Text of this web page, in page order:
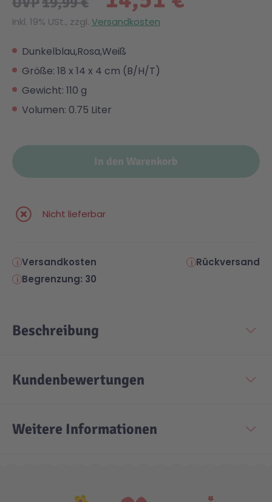
Inkl. 19% USt., zzgl. Versandkosten
Dunkelblau,Rosa,Weiß
Größe: 18 x 14 x 4 cm (B/H/T)
Gewicht: 110 g
Volumen: 0.75 Liter
In den Warenkorb
Nicht lieferbar
Versandkosten
Rückversand
Begrenzung: 30
Beschreibung
Kundenbewertungen
Weitere Informationen